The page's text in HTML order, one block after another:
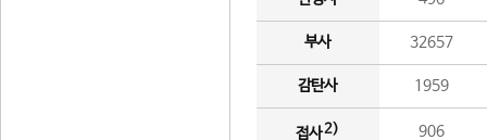
부사 32657
감탄사 1959
접사2) 906